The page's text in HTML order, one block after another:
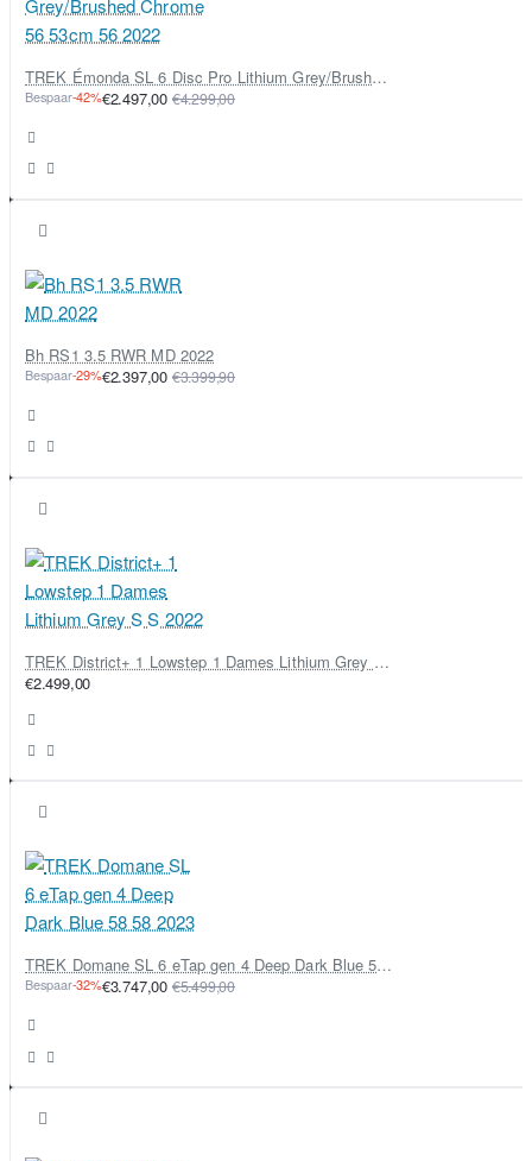
TREK Émonda SL 6 Disc Pro Lithium Grey/Brushed Chrome 56 53cm 56 2022
Bespaar-42%€2.497,00 €4.299,00
Bh RS1 3.5 RWR MD 2022
Bespaar-29%€2.397,00 €3.399,90
TREK District+ 1 Lowstep 1 Dames Lithium Grey S S 2022
€2.499,00
TREK Domane SL 6 eTap gen 4 Deep Dark Blue 58 58 2023
Bespaar-32%€3.747,00 €5.499,00